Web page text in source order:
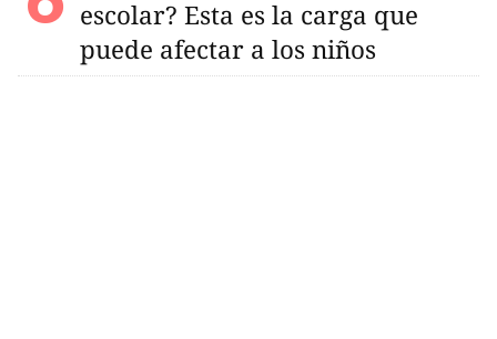
escolar? Esta es la carga que
puede afectar a los niños